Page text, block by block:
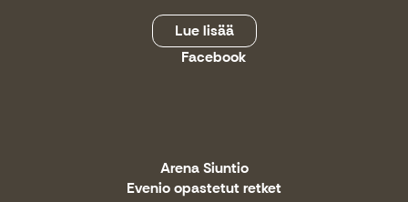
Lue lisää
Facebook
Arena Siuntio
Evenio opastetut retket